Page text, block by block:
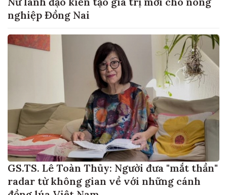
nghiệp Đồng Nai
GS.TS. Lê Toàn Thủy: Người đưa "mắt thần"
radar từ không gian về với những cánh